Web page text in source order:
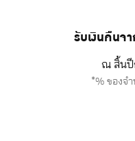
รับเงินคืน
ณ สิ้นปี
*% ของจำ